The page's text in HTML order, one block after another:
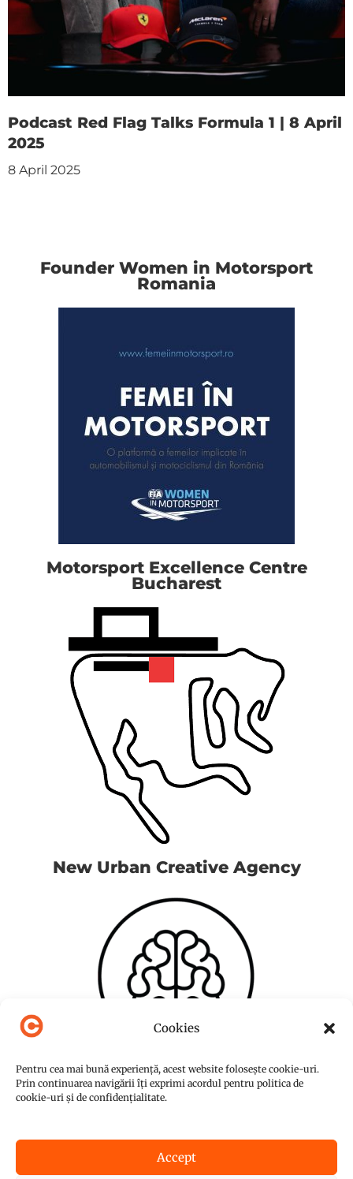
Cookies
Pentru cea mai bună experiență, acest website folosește cookie-uri.
Prin continuarea navigării îți exprimi acordul pentru politica de
cookie-uri și de confidențialitate.
Accept
Podcast Red Flag Talks Formula 1 | 8 April
2025
8 April 2025
Founder Women in Motorsport
Romania
Motorsport Excellence Centre
Bucharest
New Urban Creative Agency